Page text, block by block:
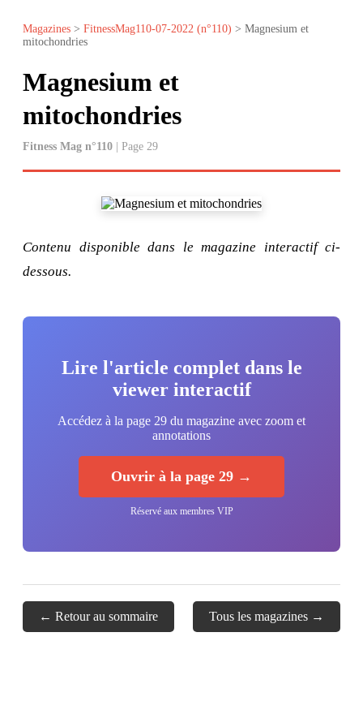
Magazines > FitnessMag110-07-2022 (n°110) > Magnesium et
mitochondries
Magnesium et
mitochondries
Fitness Mag n°110 | Page 29
Contenu disponible dans le magazine interactif ci-
dessous.
Lire l'article complet dans le
viewer interactif
Accédez à la page 29 du magazine avec zoom et
annotations
Ouvrir à la page 29 →
Réservé aux membres VIP
← Retour au sommaire Tous les magazines →